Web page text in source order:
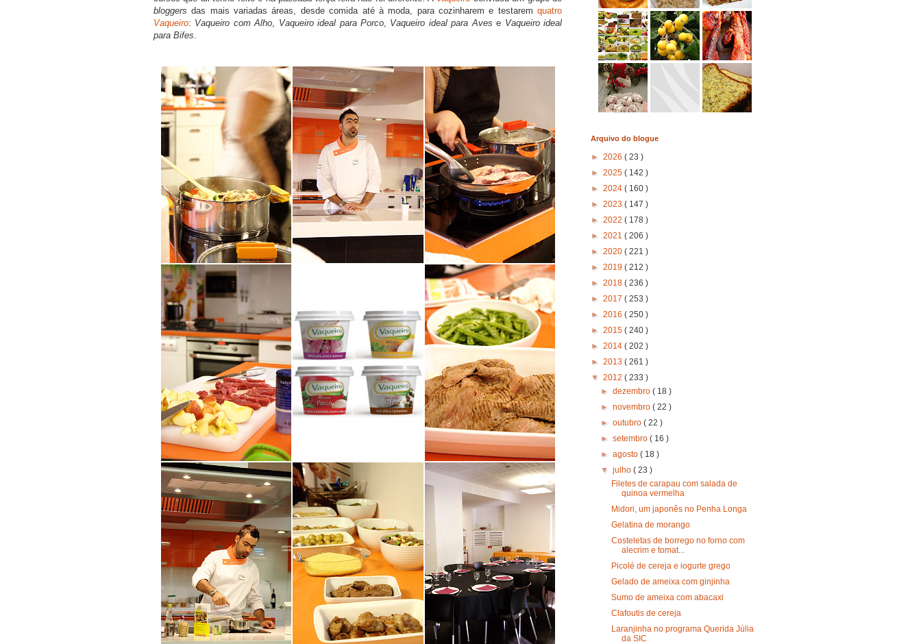
bloggers das mais variadas áreas, desde comida até à moda, para cozinharem e testarem quatro
Vaqueiro: Vaqueiro com Alho Vaqueiro ideal para Porco Vaqueiro ideal para Aves e Vaqueiro ideal
para Bifes
Arquivo do blogue
► 2026 ( 23 )
► 2025 ( 142 )
► 2024 ( 160 )
► 2023 ( 147 )
► 2022 ( 178 )
► 2021 ( 206 )
► 2020 ( 221 )
► 2019 ( 212 )
► 2018 ( 236 )
► 2017 ( 253 )
► 2016 ( 250 )
► 2015 ( 240 )
► 2014 ( 202 )
► 2013 ( 261 )
▼ 2012 ( 233 )
►dezembro( 18 )
►novembro( 22 )
►outubro( 22 )
►setembro( 16 )
►agosto( 18 )
▼julho( 23 )
Filetes de carapau com salada de
quinoa vermelha
Midori, um japonês no Penha Longa
Gelatina de morango
Costeletas de borrego no forno com
alecrim e tomat...
Picolé de cereja e iogurte grego
Gelado de ameixa com ginjinha
Sumo de ameixa com abacaxi
Clafoutis de cereja
Laranjinha no programa Querida Júlia
da SIC